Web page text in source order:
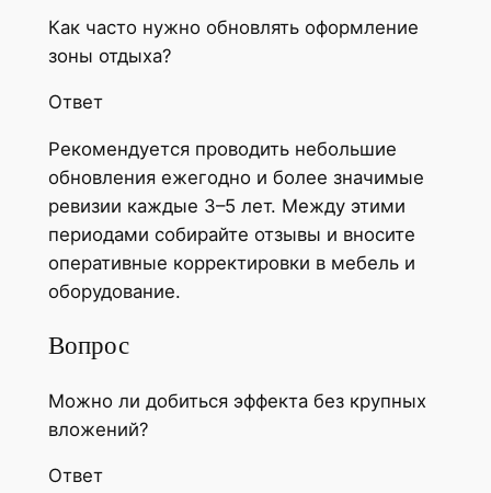
Как часто нужно обновлять оформление
зоны отдыха?
Ответ
Рекомендуется проводить небольшие
обновления ежегодно и более значимые
ревизии каждые 3–5 лет. Между этими
периодами собирайте отзывы и вносите
оперативные корректировки в мебель и
оборудование.
Вопрос
Можно ли добиться эффекта без крупных
вложений?
Ответ